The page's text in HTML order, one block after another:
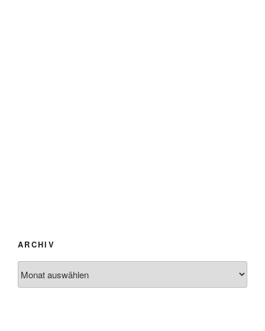
ARCHIV